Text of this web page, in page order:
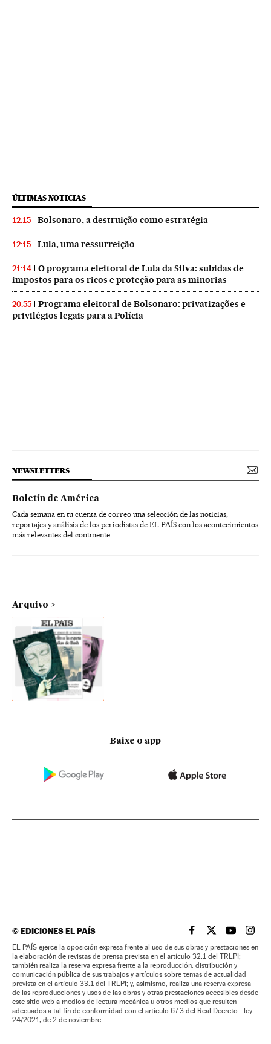
ÚLTIMAS NOTICIAS
12:15 Bolsonaro, a destruição como estratégia
12:15 Lula, uma ressurreição
21:14
O programa eleitoral de Lula da Silva: subidas de
impostos para os ricos e proteção para as minorias
20:55
Programa eleitoral de Bolsonaro: privatizações e
privilégios legais para a Polícia
NEWSLETTERS
Boletín de América
Cada semana en tu cuenta de correo una selección de las noticias,
reportajes y análisis de los periodistas de EL PAÍS con los acontecimientos
más relevantes del continente.
Arquivo
Baixe o app
©EDICIONES EL PAÍS EL PAÍS BRASIL EN
EL PAÍSEL PAÍS
EL
EL PAÍS ejerce la oposición expresa frente al uso de sus obras y prestaciones en
la elaboración de revistas de prensa prevista en el artículo 32.1 del TRLPI;
también realiza la reserva expresa frente a la reproducción, distribución y
comunicación pública de sus trabajos y artículos sobre temas de actualidad
prevista en el artículo 33.1 del TRLPI; y, asimismo, realiza una reserva expresa
de las reproducciones y usos de las obras y otras prestaciones accesibles desde
este sitio web a medios de lectura mecánica u otros medios que resulten
adecuados a tal fin de conformidad con el artículo 67.3 del Real Decreto - ley
24/2021, de 2 de noviembre